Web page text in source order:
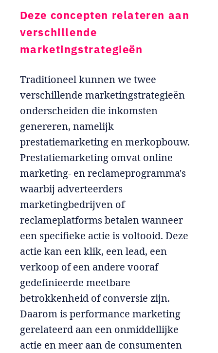
Deze concepten relateren aan
verschillende
marketingstrategieën
Traditioneel kunnen we twee
verschillende marketingstrategieën
onderscheiden die inkomsten
genereren, namelijk
prestatiemarketing en merkopbouw.
Prestatiemarketing omvat online
marketing- en reclameprogramma's
waarbij adverteerders
marketingbedrijven of
reclameplatforms betalen wanneer
een specifieke actie is voltooid. Deze
actie kan een klik, een lead, een
verkoop of een andere vooraf
gedefinieerde meetbare
betrokkenheid of conversie zijn.
Daarom is performance marketing
gerelateerd aan een onmiddellijke
actie en meer aan de consumenten